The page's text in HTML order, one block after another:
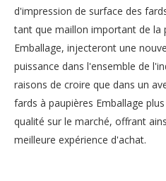
d'impression de surface des
tant que maillon important de la
Emballage, injecteront une
puissance dans l'ensemble de
raisons de croire que dans un
fards à paupières Emballage
qualité sur le marché, offrant
meilleure expérience d'achat.